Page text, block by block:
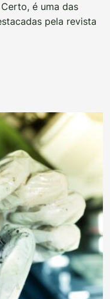
é uma das
pela revista